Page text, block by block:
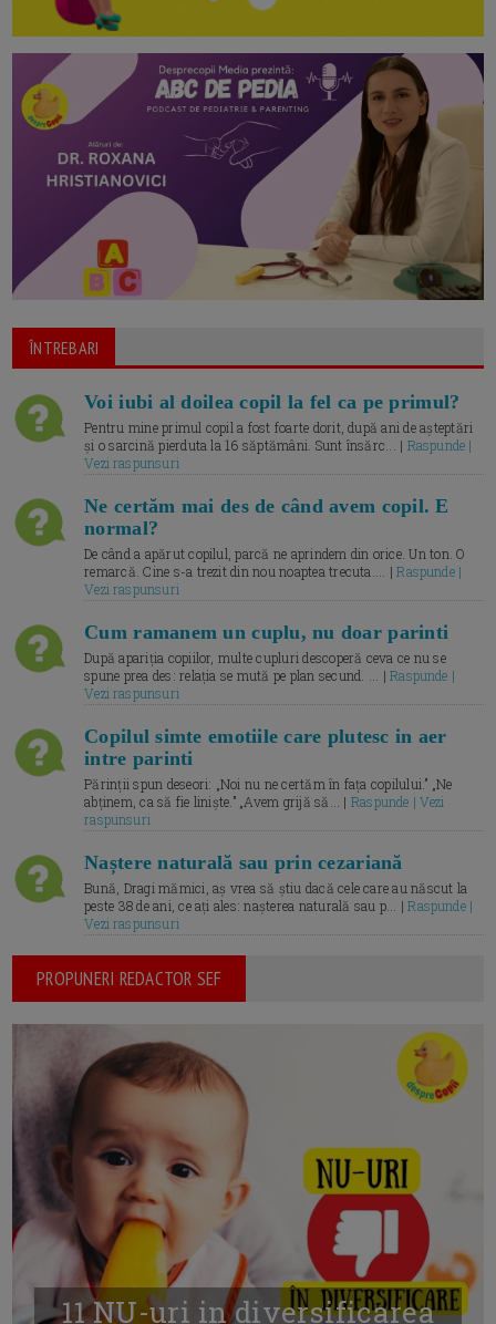
ÎNTREBARI
Voi iubi al doilea copil la fel ca pe primul?
Pentru mine primul copil a fost foarte dorit, după ani de așteptări
și o sarcină pierduta la 16 săptămâni. Sunt însărc... | Raspunde |
Vezi raspunsuri
Ne certăm mai des de când avem copil. E
normal?
De când a apărut copilul, parcă ne aprindem din orice. Un ton. O
remarcă. Cine s-a trezit din nou noaptea trecuta.... |Raspunde |
Vezi raspunsuri
Cum ramanem un cuplu, nu doar parinti
După apariția copiilor, multe cupluri descoperă ceva ce nu se
spune prea des: relația se mută pe plan secund. ... |Raspunde |
Vezi raspunsuri
Copilul simte emotiile care plutesc in aer
intre parinti
Părinții spun deseori: „Noi nu ne certăm în fața copilului.” „Ne
abținem, ca să fie liniște.” „Avem grijă să... | Raspunde | Vezi
raspunsuri
Naștere naturală sau prin cezariană
Bună, Dragi mămici, aș vrea să știu dacă cele care au născut la
peste 38 de ani, ce ați ales: nașterea naturală sau p... |Raspunde |
Vezi raspunsuri
PROPUNERI REDACTOR SEF
11 NU-uri in diversificarea